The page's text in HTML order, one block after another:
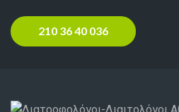
210 36 40 036